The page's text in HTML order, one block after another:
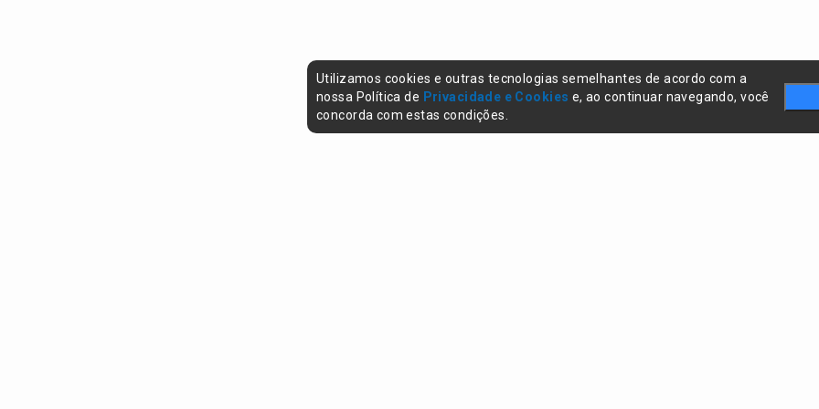
Utilizamos cookies e outras tecnologias semelhantes de acordo com a
nossa Política de Privacidade e Cookies e, ao continuar navegando, você
concorda com estas condições.